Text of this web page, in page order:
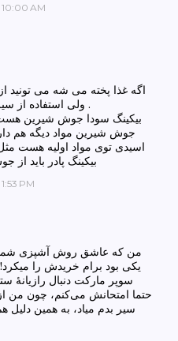
AM
اگه غذا پخته می شه می تونید از
ولی استفاده از سیر خام زیاد جالب نیست .
بیکینگ سودا جوش شیرین هست .
جوش شیرین مواد دیگه هم
اسیدی توی مواد اولیه هست
بیکینگ پادر باید
PM
من که عاشق روش آشپزی
یکی‌ بود برام خریدش را
سوپر مارکت دنبال رازیانهٔ
حتما امتحانش می‌کنم، چون من از
سیر بدم میاد، به همین دلیل